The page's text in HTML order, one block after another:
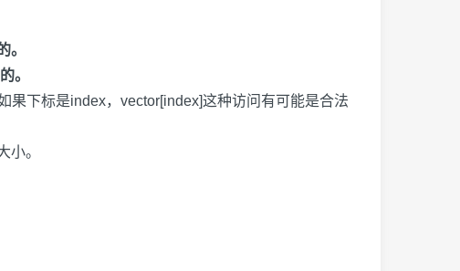
。
。
下标是index，vector[index]这种访问有可能是合法
小。